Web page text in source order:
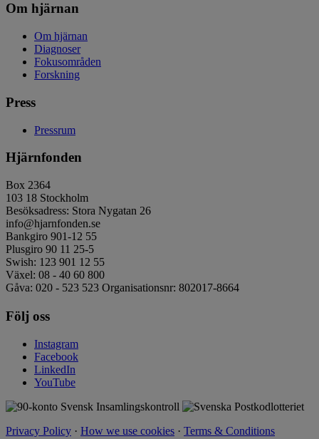
Om hjärnan
Om hjärnan
Diagnoser
Fokusområden
Forskning
Press
Pressrum
Hjärnfonden
Box 2364
103 18 Stockholm
Besöksadress: Stora Nygatan 26
info@hjarnfonden.se
Bankgiro 901-12 55
Plusgiro 90 11 25-5
Swish: 123 901 12 55
Växel: 08 - 40 60 800
Gåva: 020 - 523 523 Organisationsnr: 802017-8664
Följ oss
Instagram
Facebook
LinkedIn
YouTube
Privacy Policy · How we use cookies · Terms & Conditions